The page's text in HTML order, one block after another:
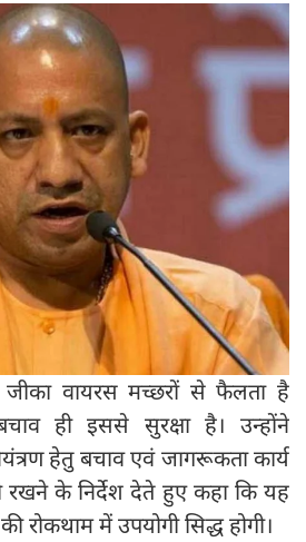
जीका वायरस मच्छरों से फैलता है
ही इससे सुरक्षा है। उन्होंने
हेतु बचाव एवं जागरूकता कार्य
रखने के निर्देश देते हुए कहा कि यह
रोकथाम में उपयोगी सिद्ध होगी।